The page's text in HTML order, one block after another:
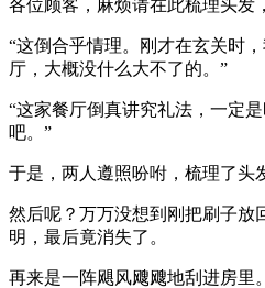
各位顾客，麻烦请在此梳理头发
“这倒合乎情理。刚才在玄关时
厅，大概没什么大不了的。”
“这家餐厅倒真讲究礼法，一定
吧。”
于是，两人遵照吩咐，梳理了头
然后呢？万万没想到刚把刷子放
明，最后竟消失了。
再来是一阵飓风飕飕地刮进房里。